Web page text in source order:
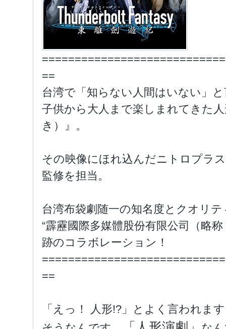
==
台湾で「知らない人間はいない」
子供から大人まで楽しまれてきた
き）』。
その映像にほれ込んだニトロプラ
監修を担当。
台湾布袋劇随一の知名度とクオリ
“霹靂國際多媒體股份有限公司（略
跡のコラボレーション！
==
「えっ！ 人形!?」とよく言われま